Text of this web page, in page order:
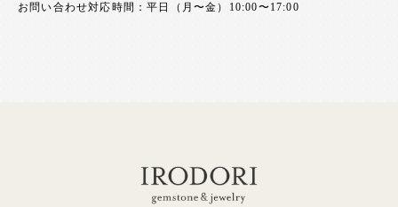
お問い合わせ対応時間：平日（月〜金）10:00〜17:00